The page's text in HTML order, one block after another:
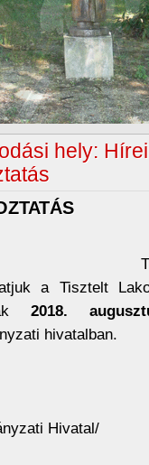
hely:
a Tisztelt
2018.
hivatalban.
Hivatal/